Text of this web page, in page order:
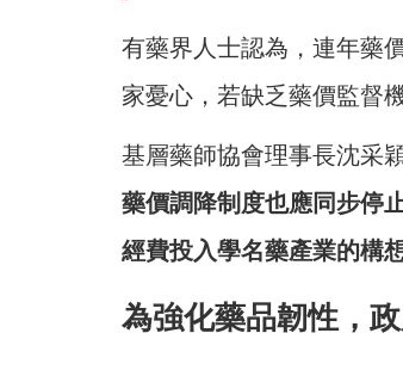
有藥界人士認為，連年藥
家憂心，若缺乏藥價監督
基層藥師協會理事長沈采
藥價調降制度也應同步停
經費投入學名藥產業的構
為強化藥品韌性，